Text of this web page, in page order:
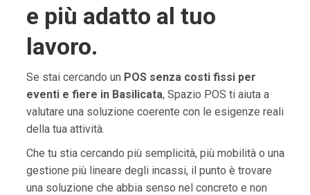
e più adatto al tuo
lavoro.
Se stai cercando un POS senza costi fissi per
eventi e fiere in Basilicata, Spazio POS ti aiuta a
valutare una soluzione coerente con le esigenze reali
della tua attività.
Che tu stia cercando più semplicità, più mobilità o una
gestione più lineare degli incassi, il punto è trovare
una soluzione che abbia senso nel concreto e non